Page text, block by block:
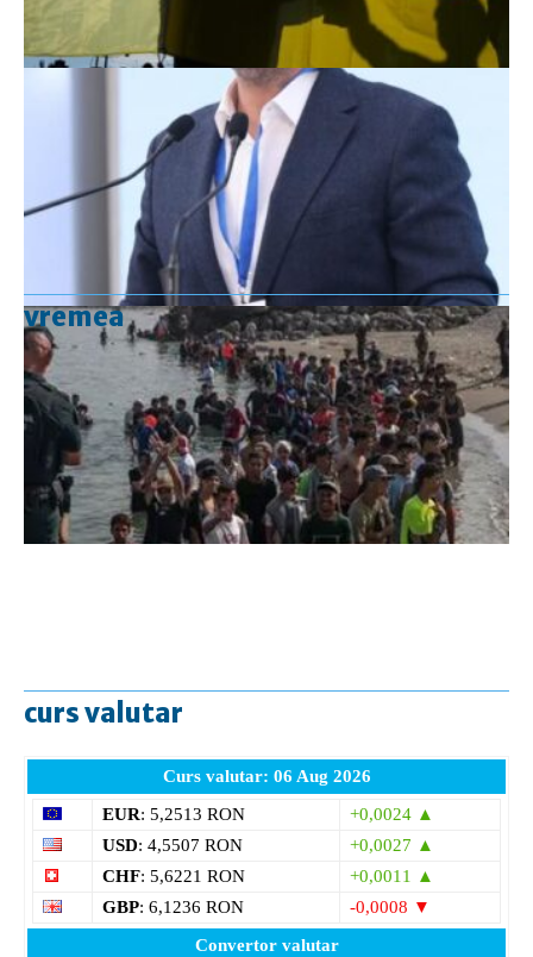
vremea
curs valutar
Curs valutar: 06 Aug 2026
EUR: 5,2513 RON
+0,0024 ▲
USD: 4,5507 RON
+0,0027 ▲
CHF: 5,6221 RON
+0,0011 ▲
GBP: 6,1236 RON
-0,0008 ▼
Convertor valutar